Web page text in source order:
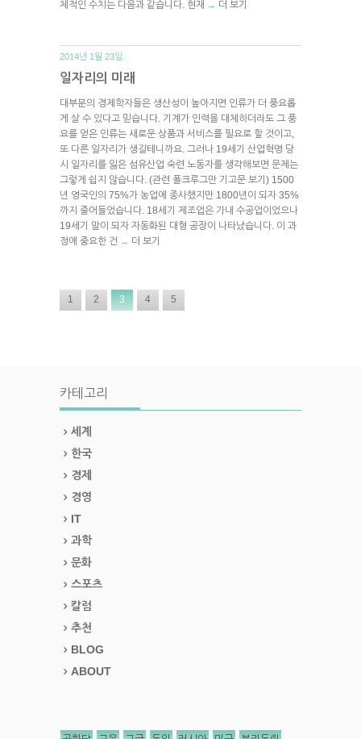
체적인 수치는 다음과 같습니다. 현재 → 더 보기
2014년 1월 23일.
일자리의 미래
대부분의 경제학자들은 생산성이 높아지면 인류가 더 풍요롭
게 살 수 있다고 믿습니다. 기계가 인력을 대체하더라도 그 풍
요를 얻은 인류는 새로운 상품과 서비스를 필요로 할 것이고,
또 다른 일자리가 생길테니까요. 그러나 19세기 산업혁명 당
시 일자리를 잃은 섬유산업 숙련 노동자를 생각해보면 문제는
그렇게 쉽지 않습니다. (관련 폴크루그만 기고문 보기) 1500
년 영국인의 75%가 농업에 종사했지만 1800년이 되자 35%
까지 줄어들었습니다. 18세기 제조업은 가내 수공업이었으나
19세기 말이 되자 자동화된 대형 공장이 나타났습니다. 이 과
정에 중요한 건 → 더 보기
1 2 3 4 5
카테고리
세계
한국
경제
경영
IT
과학
문화
스포츠
칼럼
추천
BLOG
ABOUT